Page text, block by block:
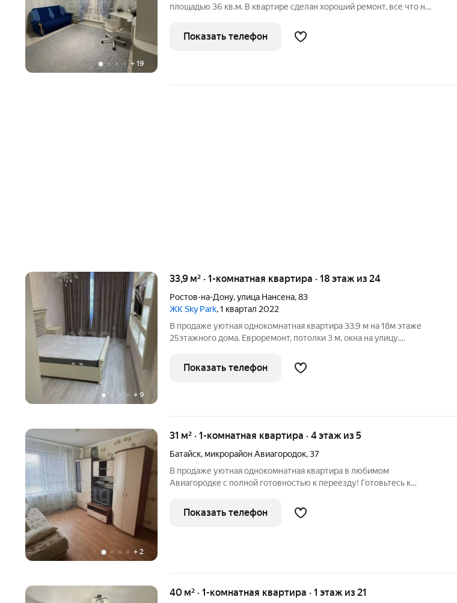
+ 19
площадью 36 кв.м. В квартире сделан хороший ремонт, все что на
и большой просторный балкон 3.5 кв.м. Развитая инфраструктура
Показать телефон
+ 9
33,9 м² · 1-комнатная квартира · 18 этаж из 24
Ростов-на-Дону,улица Нансена,83
ЖК Sky Park, 1 квартал 2022
В продаже уютная однокомнатная квартира 33,9 м на 18м этаже
25этажного дома. Евроремонт, потолки 3 м, окна на улицу.
гардеробная. Установлены кондиционер, холодильник, стиральная
машина;
Показать телефон
+ 2
31 м² · 1-комнатная квартира · 4 этаж из 5
Батайск, микрорайон Авиагородок,37
В продаже уютная однокомнатная квартира в любимом
Авиагородке с полной готовностью к переезду! Готовьтесь к
необходимая мебель и техника. Вам нужно лишь зайти с
чемоданами и можно начинать
Показать телефон
40 м² · 1-комнатная квартира · 1 этаж из 21